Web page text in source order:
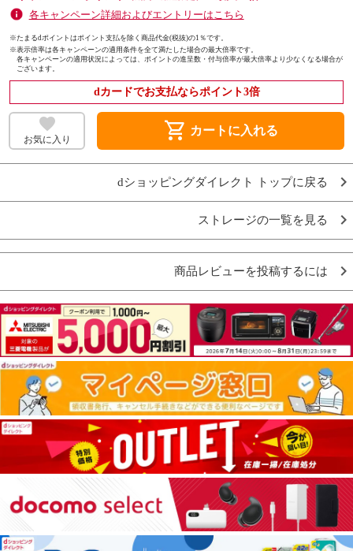
各キャンペーン詳細およびエントリーはこちら
※たまるdポイントはポイント支払を除く商品代金(税抜)の1％です。
※表示倍率は各キャンペーンの適用条件を全て満たした場合の最大倍率です。
各キャンペーンの適用状況によっては、ポイントの進呈数・付与倍率が最大倍率より少なくなる場合が
ございます。
dカードでお支払ならポイント3倍
お気に入り shopping_cart カートに入れる
dショッピングダイレクト トップに戻る
ストレージの一覧を見る
商品レビューを投稿するには